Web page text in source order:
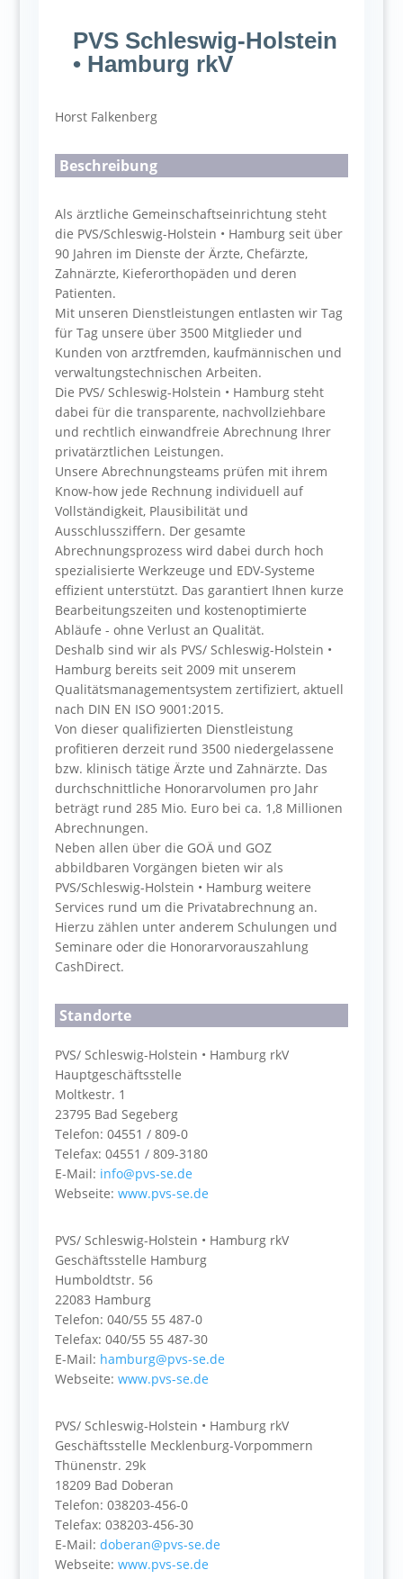
PVS Schleswig-Holstein
• Hamburg rkV
Horst Falkenberg
Beschreibung
Als ärztliche Gemeinschaftseinrichtung steht
die PVS/Schleswig-Holstein • Hamburg seit über
90 Jahren im Dienste der Ärzte, Chefärzte,
Zahnärzte, Kieferorthopäden und deren
Patienten.
Mit unseren Dienstleistungen entlasten wir Tag
für Tag unsere über 3500 Mitglieder und
Kunden von arztfremden, kaufmännischen und
verwaltungstechnischen Arbeiten.
Die PVS/ Schleswig-Holstein • Hamburg steht
dabei für die transparente, nachvollziehbare
und rechtlich einwandfreie Abrechnung Ihrer
privatärztlichen Leistungen.
Unsere Abrechnungsteams prüfen mit ihrem
Know-how jede Rechnung individuell auf
Vollständigkeit, Plausibilität und
Ausschlussziffern. Der gesamte
Abrechnungsprozess wird dabei durch hoch
spezialisierte Werkzeuge und EDV-Systeme
effizient unterstützt. Das garantiert Ihnen kurze
Bearbeitungszeiten und kostenoptimierte
Abläufe - ohne Verlust an Qualität.
Deshalb sind wir als PVS/ Schleswig-Holstein •
Hamburg bereits seit 2009 mit unserem
Qualitätsmanagementsystem zertifiziert, aktuell
nach DIN EN ISO 9001:2015.
Von dieser qualifizierten Dienstleistung
profitieren derzeit rund 3500 niedergelassene
bzw. klinisch tätige Ärzte und Zahnärzte. Das
durchschnittliche Honorarvolumen pro Jahr
beträgt rund 285 Mio. Euro bei ca. 1,8 Millionen
Abrechnungen.
Neben allen über die GOÄ und GOZ
abbildbaren Vorgängen bieten wir als
PVS/Schleswig-Holstein • Hamburg weitere
Services rund um die Privatabrechnung an.
Hierzu zählen unter anderem Schulungen und
Seminare oder die Honorarvorauszahlung
CashDirect.
Standorte
PVS/ Schleswig-Holstein • Hamburg rkV
Hauptgeschäftsstelle
Moltkestr. 1
23795 Bad Segeberg
Telefon: 04551 / 809-0
Telefax: 04551 / 809-3180
E-Mail: info@pvs-se.de
Webseite: www.pvs-se.de
PVS/ Schleswig-Holstein • Hamburg rkV
Geschäftsstelle Hamburg
Humboldtstr. 56
22083 Hamburg
Telefon: 040/55 55 487-0
Telefax: 040/55 55 487-30
E-Mail: hamburg@pvs-se.de
Webseite: www.pvs-se.de
PVS/ Schleswig-Holstein • Hamburg rkV
Geschäftsstelle Mecklenburg-Vorpommern
Thünenstr. 29k
18209 Bad Doberan
Telefon: 038203-456-0
Telefax: 038203-456-30
E-Mail: doberan@pvs-se.de
Webseite: www.pvs-se.de